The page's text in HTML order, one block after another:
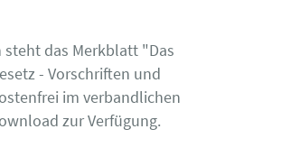
steht das Merkblatt "Das
- Vorschriften und
im verbandlichen
zur Verfügung.